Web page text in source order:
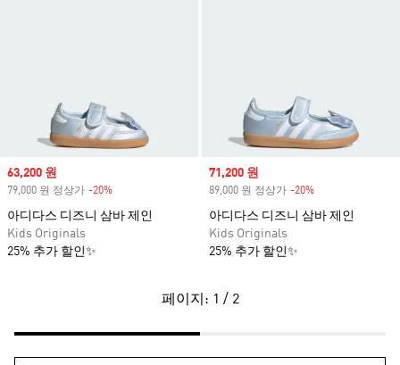
Sale price
63,200 원
79,000 원 정상가 -20%
아디다스 디즈니 삼바 제인
Kids Originals
25% 추가 할인✨
Sale price
71,200 원
89,000 원 정상가 -20%
아디다스 디즈니 삼바 제인
Kids Originals
25% 추가 할인✨
페이지: 1 / 2